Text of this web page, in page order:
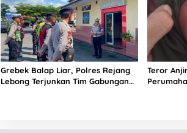
Grebek Balap Liar, Polres Rejang
Lebong Terjunkan Tim Gabungan
Teror